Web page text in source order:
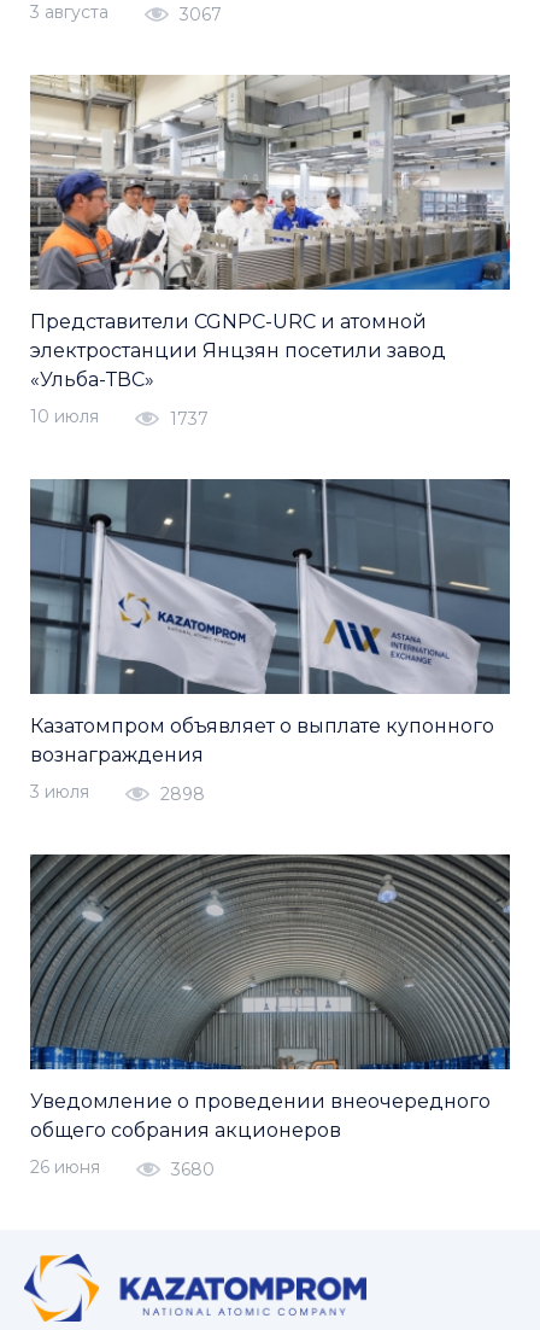
3 августа 3067
Представители CGNPC-URC и атомной
электростанции Янцзян посетили завод
«Ульба-ТВС»
10 июля 1737
Казатомпром объявляет о выплате купонного
вознаграждения
3 июля 2898
Уведомление о проведении внеочередного
общего собрания акционеров
26 июня 3680